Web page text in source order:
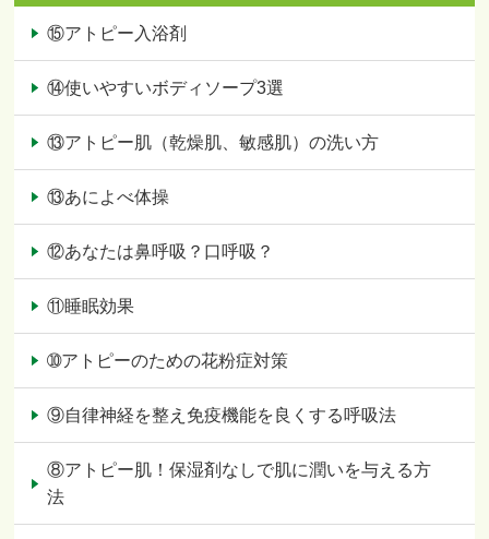
⑮アトピー入浴剤
⑭使いやすいボディソープ3選
⑬アトピー肌（乾燥肌、敏感肌）の洗い方
⑬あによべ体操
⑫あなたは鼻呼吸？口呼吸？
⑪睡眠効果
➉アトピーのための花粉症対策
⑨自律神経を整え免疫機能を良くする呼吸法
⑧アトピー肌！保湿剤なしで肌に潤いを与える方
法